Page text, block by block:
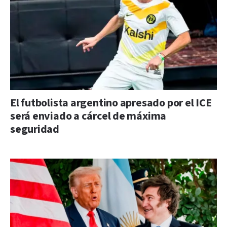
El futbolista argentino apresado por el ICE
será enviado a cárcel de máxima
seguridad